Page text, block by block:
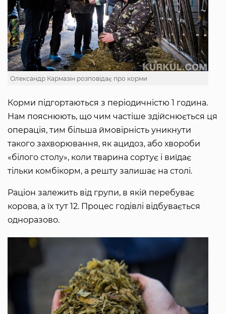
Олександр Кармазін розповідає про корми
Корми підгортаються з періодичністю 1 година.
Нам пояснюють, що чим частіше здійснюється ця
операція, тим більша ймовірність уникнути
такого захворювання, як ацидоз, або хвороби
«білого столу», коли тварина сортує і виїдає
тільки комбікорм, а решту залишає на столі.
Раціон залежить від групи, в якій перебуває
корова, а їх тут 12. Процес годівлі відбувається
одноразово.